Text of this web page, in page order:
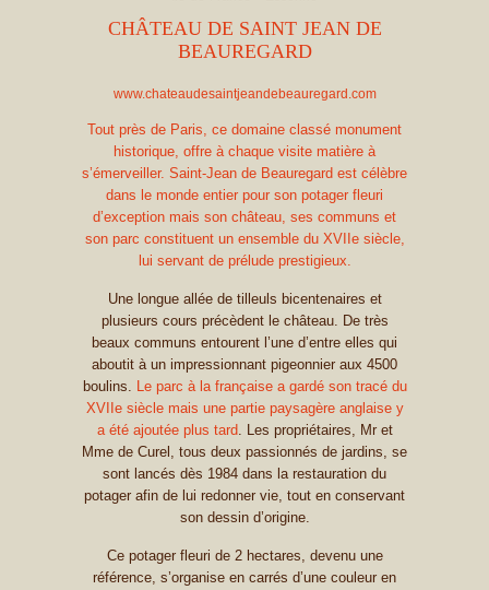
CHÂTEAU DE SAINT JEAN DE
BEAUREGARD
www.chateaudesaintjeandebeauregard.com
Tout près de Paris, ce domaine classé monument
historique, offre à chaque visite matière à
s’émerveiller. Saint-Jean de Beauregard est célèbre
dans le monde entier pour son potager fleuri
d’exception mais son château, ses communs et
son parc constituent un ensemble du XVIIe siècle,
lui servant de prélude prestigieux.
Une longue allée de tilleuls bicentenaires et
plusieurs cours précèdent le château. De très
beaux communs entourent l’une d’entre elles qui
aboutit à un impressionnant pigeonnier aux 4500
boulins. Le parc à la française a gardé son tracé du
XVIIe siècle mais une partie paysagère anglaise y
a été ajoutée plus tard. Les propriétaires, Mr et
Mme de Curel, tous deux passionnés de jardins, se
sont lancés dès 1984 dans la restauration du
potager afin de lui redonner vie, tout en conservant
son dessin d’origine.
Ce potager fleuri de 2 hectares, devenu une
référence, s’organise en carrés d’une couleur en